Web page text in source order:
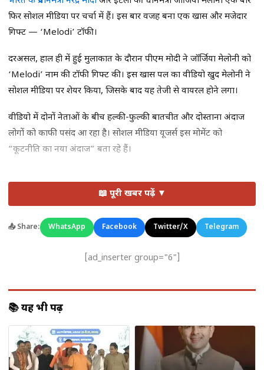
फिर सोशल मीडिया पर चर्चा में हैं। इस बार वजह बना एक खास और मजेदार
गिफ्ट — ‘Melodi’ टॉफी।
दरअसल, हाल ही में हुई मुलाकात के दौरान पीएम मोदी ने जॉर्जिया मेलोनी को
‘Melodi’ नाम की टॉफी गिफ्ट की। इस खास पल का वीडियो खुद मेलोनी ने
सोशल मीडिया पर शेयर किया, जिसके बाद यह तेजी से वायरल होने लगा।
वीडियो में दोनों नेताओं के बीच हल्की-फुल्की बातचीत और दोस्ताना अंदाज
लोगों को काफी पसंद आ रहा है। सोशल मीडिया यूजर्स इस मोमेंट को
“कूटनीति का नया अंदाज” बता रहे हैं।
🍬 आखिर क्या है ‘Melodi’ टॉफी?
📖 पूरी खबर पढ़ें ▼
📤 Share: WhatsApp Facebook Twitter/X Telegram
[ad_inserter group="6"]
📚 यह भी पढ़ें